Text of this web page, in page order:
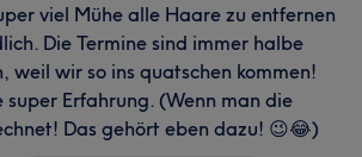
viel Mühe alle Haare zu entfernen
Die Termine sind immer halbe
weil wir so ins quatschen kommen!
super Erfahrung. (Wenn man die
Das gehört eben dazu! 😉😂)